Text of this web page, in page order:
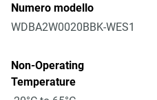
Numero modello
WDBA2W0020BBK-WES1
Non-Operating
Temperature